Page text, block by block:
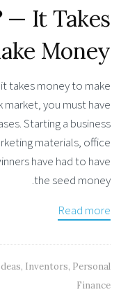
— It Takes
Money
takes money to make
you must have
Starting a business
materials, office
have had to have
the seed money.
Read more
, Inventors, Personal
Finance